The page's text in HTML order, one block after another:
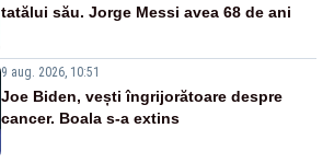
tatălui său. Jorge Messi avea 68 de ani
9 aug. 2026, 10:51
Joe Biden, vești îngrijorătoare despre
cancer. Boala s-a extins